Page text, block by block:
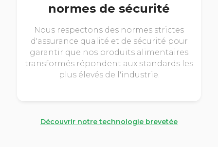
normes de sécurité
Nous respectons des normes strictes
d'assurance qualité et de sécurité pour
garantir que nos produits alimentaires
transformés répondent aux standards les
plus élevés de l'industrie.
Découvrir notre technologie brevetée